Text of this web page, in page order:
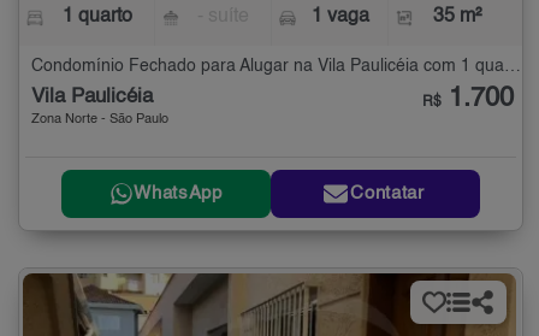
1 quarto 1 vaga 35 m²
Vila Paulicéia
Zona Norte - São Paulo
R$ 1.700
WhatsApp Contatar